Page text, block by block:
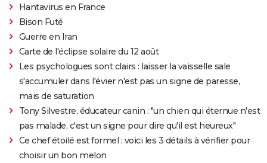
Hantavirus en France
Bison Futé
Guerre en Iran
Carte de l'éclipse solaire du 12 août
Les psychologues sont clairs : laisser la vaisselle sale
s'accumuler dans l'évier n'est pas un signe de paresse,
mais de saturation
Tony Silvestre, éducateur canin : "un chien qui éternue n'est
pas malade, c'est un signe pour dire qu'il est heureux"
Ce chef étoilé est formel : voici les 3 détails à vérifier pour
choisir un bon melon